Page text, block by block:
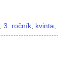
,3. ročník kvinta